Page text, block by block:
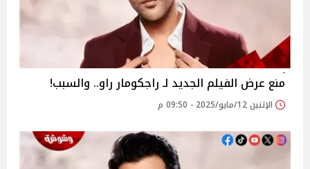
منع عرض الفيلم الجديد لـ راجكومار راو.. والسبب!
الإثنين 12/مايو/2025 - 09:50 م